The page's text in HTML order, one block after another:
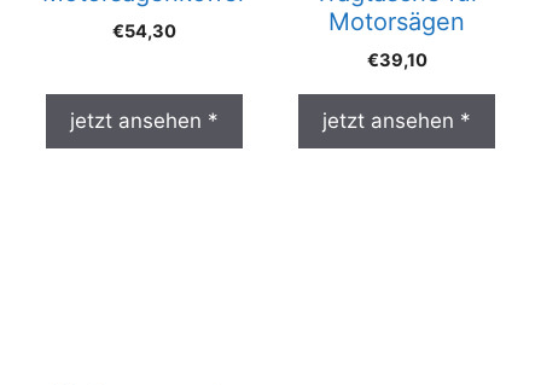
€54,30
jetzt ansehen *
Motorsägen
€39,10
jetzt ansehen *